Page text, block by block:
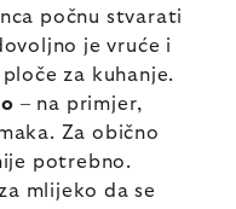
počnu stvarati
je vruće i
za kuhanje.
– na primjer,
Za obično
potrebno.
mlijeko da se